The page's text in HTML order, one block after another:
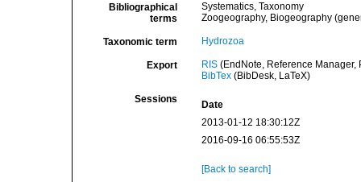
Bibliographical
terms
Systematics, Taxonomy
Zoogeography, Biogeography
Taxonomic term Hydrozoa
Export RIS(EndNote, Reference Manager,
BibTex(BibDesk, LaTeX)
Sessions
Date
2013-01-12 18:30:12Z
2016-09-16 06:55:53Z
[Back to search]